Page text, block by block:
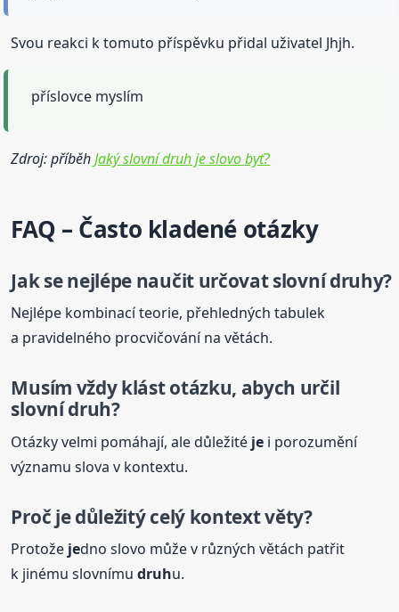
Svou reakci k tomuto příspěvku přidal uživatel Jhjh.
příslovce myslím
Zdroj: příběhJaký slovní druh je slovo byť?
FAQ – Často kladené otázky
Jak se nejlépe naučit určovat slovnídruhy?
Nejlépe kombinací teorie, přehledných tabulek
a pravidelného procvičování na větách.
Musím vždy klást otázku, abych určil
slovnídruh?
Otázky velmi pomáhají, ale důležité je i porozumění
významu slova v kontextu.
Pročjedůležitý celý kontext věty?
Protože jedno slovo může v různých větách patřit
k jinému slovnímudruhu.